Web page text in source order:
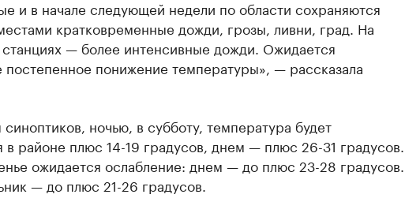
и в начале следующей недели по области сохраняются
кратковременные дожди, грозы, ливни, град. На
— более интенсивные дожди. Ожидается
постепенное понижение температуры», — рассказала
ночью, в субботу, температура будет
в районе плюс 14-19 градусов, днем — плюс 26-31 градусов.
ожидается ослабление: днем — до плюс 23-28 градусов.
— до плюс 21-26 градусов.